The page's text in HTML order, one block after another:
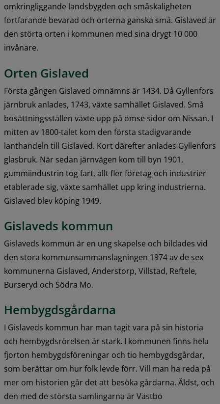
omkringliggande landsbygden och småskaligheten
fortfarande bevarad och orterna ganska små. Gislaved är
den störta orten i kommunen med sina drygt 10 000
invånare.
Orten Gislaved
Första gången Gislaved omnämns är 1434. Då Gyllenfors
järnbruk anlades, 1743, växte samhället Gislaved. Små
bosättningsställen växte upp på ömse sidor om Nissan. I
mitten av 1800-talet kom den första stadigvarande
lanthandeln till Gislaved. Kort därefter anlades Gyllenfors
glasbruk. När sedan järnvägen kom till byn 1901,
gummiindustrin tog fart, allt fler företag och industrier
etablerade sig, växte samhället upp kring industrierna.
Gislaved blev köping 1949.
Gislaveds kommun
Gislaveds kommun är en ung skapelse och bildades vid
den stora kommunsammanslagningen 1974 av de sex
kommunerna Gislaved, Anderstorp, Villstad, Reftele,
Burseryd och Södra Mo.
Hembygdsgårdarna
I Gislaveds kommun har man tagit vara på sin historia
och hembygdsrörelsen är stark. I kommunen finns hela
fjorton hembygdsföreningar och tio hembygdsgårdar,
som berättar om hur folk levde förr. Vill man ha reda på
mer om historien går det att besöka gårdarna. Äldst, och
den med de största samlingarna är Västbo